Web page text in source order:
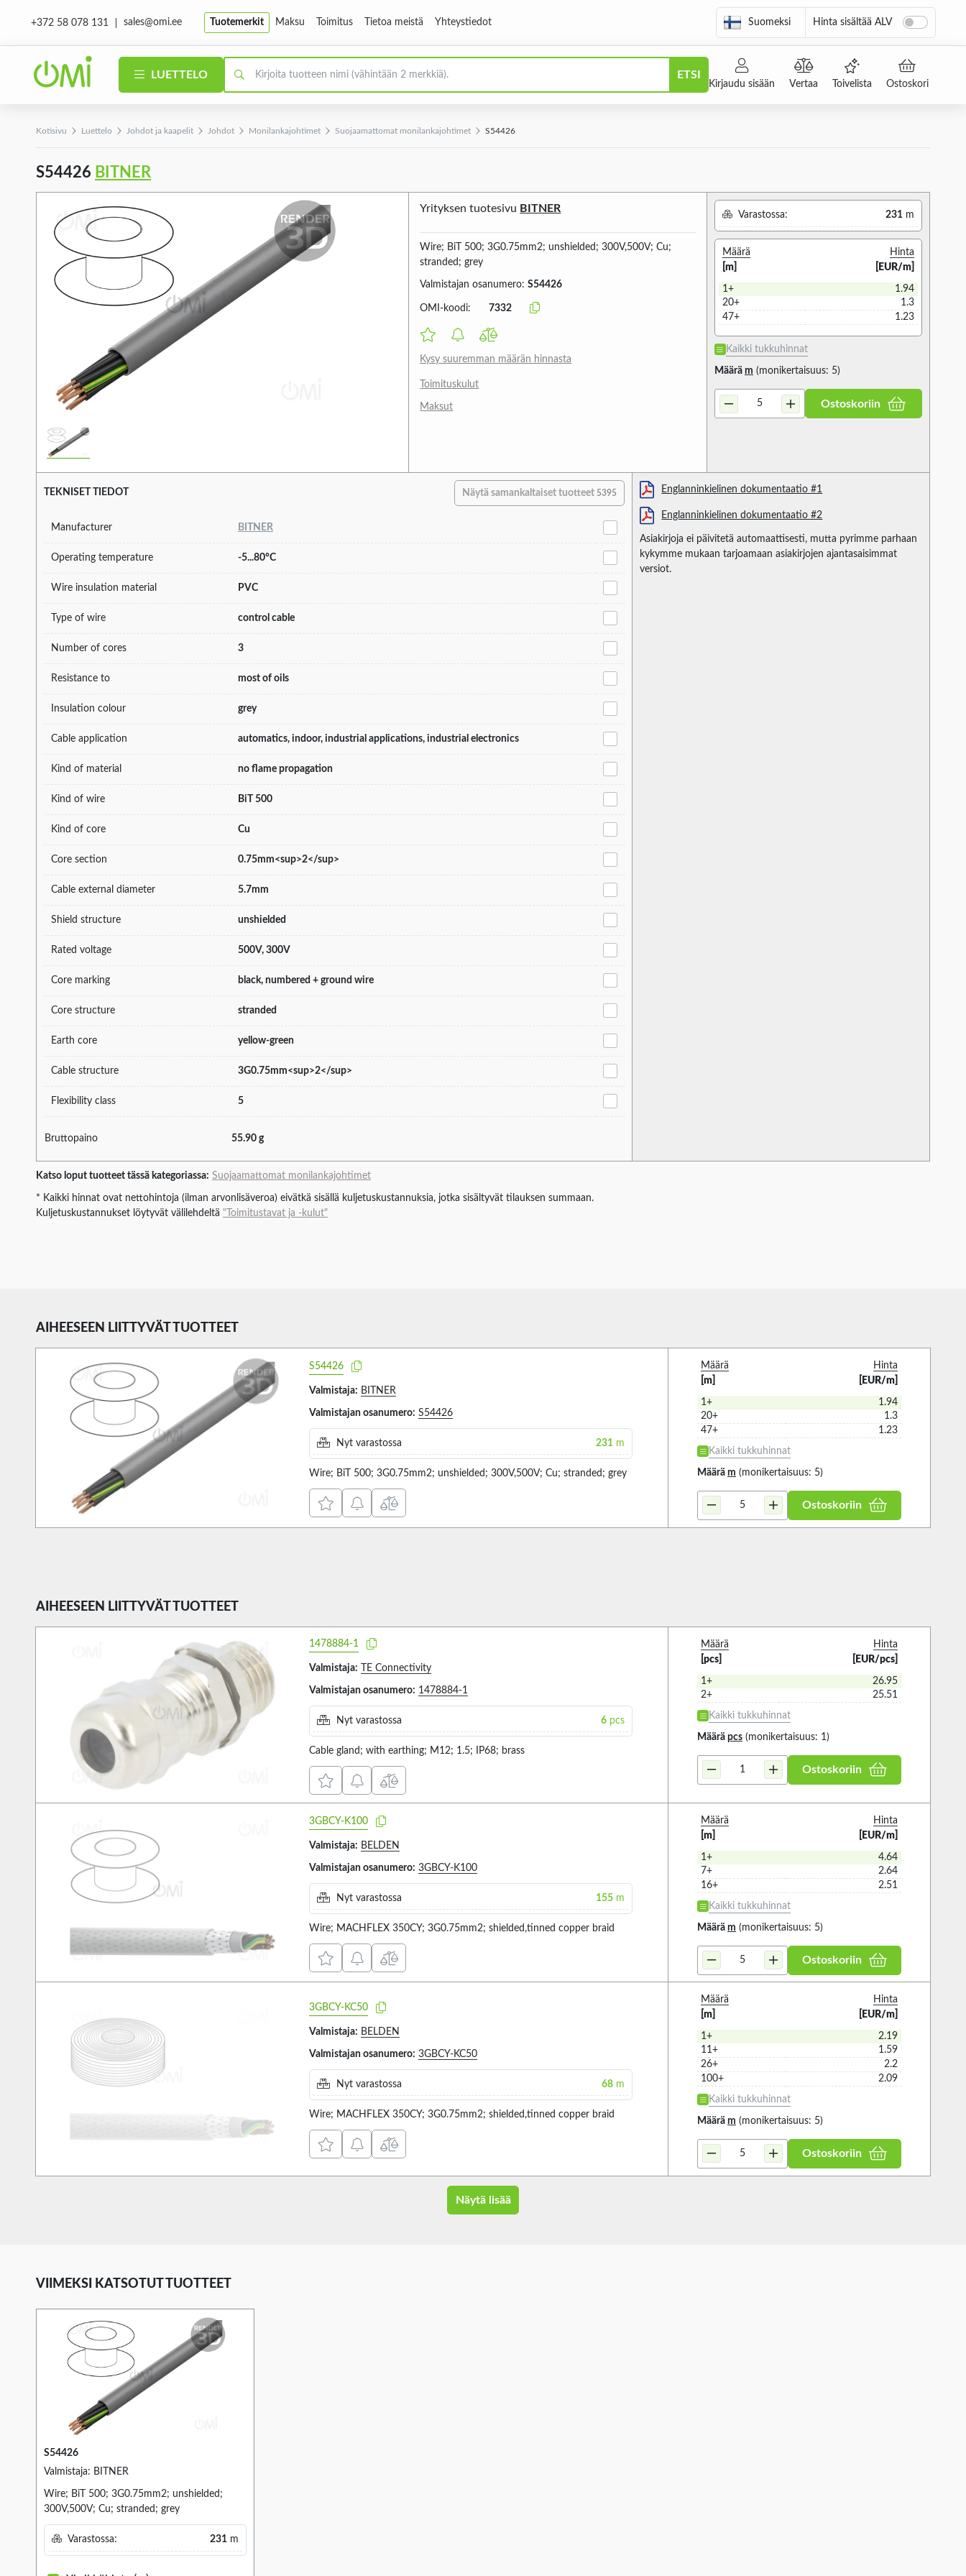
+372 58 078 131 sales@omi.ee Tuotemerkit Maksu Toimitus Tietoa meistä Yhteystiedot Suomeksi Hinta sisältää ALV
LUETTELO ETSI
Kirjaudu sisään Vertaa Toivelista Ostoskori
Kotisivu Luettelo Johdot ja kaapelit Johdot Monilankajohtimet Suojaamattomat monilankajohtimet S54426
S54426 BITNER
Yrityksen tuotesivu BITNER
Wire; BiT 500; 3G0.75mm2; unshielded; 300V,500V; Cu;
stranded; grey
Valmistajan osanumero:S54426
OMI-koodi: 7332
Kysy suuremman määrän hinnasta
Toimituskulut
Maksut
Varastossa: 231 m
Määrä
[m]
Hinta
[EUR/m]
1+
1.94
20+
1.3
47+
1.23
Kaikki tukkuhinnat
Määrä m (monikertaisuus: 5)
Ostoskoriin
TEKNISET TIEDOT Näytä samankaltaiset tuotteet 5395
Manufacturer BITNER
Operating temperature -5...80°C
Wire insulation material PVC
Type of wire control cable
Number of cores 3
Resistance to most of oils
Insulation colour grey
Cable application automatics, indoor, industrial applications, industrial electronics
Kind of material no flame propagation
Kind of wire BiT 500
Kind of core Cu
Core section 0.75mm<sup>2</sup>
Cable external diameter 5.7mm
Shield structure unshielded
Rated voltage 500V, 300V
Core marking black, numbered + ground wire
Core structure stranded
Earth core yellow-green
Cable structure 3G0.75mm<sup>2</sup>
Flexibility class 5
Bruttopaino 55.90 g
Englanninkielinen dokumentaatio #1
Englanninkielinen dokumentaatio #2
Asiakirjoja ei päivitetä automaattisesti, mutta pyrimme parhaan
kykymme mukaan tarjoamaan asiakirjojen ajantasaisimmat
versiot.
Katso loput tuotteet tässä kategoriassa: Suojaamattomat monilankajohtimet
* Kaikki hinnat ovat nettohintoja (ilman arvonlisäveroa) eivätkä sisällä kuljetuskustannuksia, jotka sisältyvät tilauksen summaan.
Kuljetuskustannukset löytyvät välilehdeltä "Toimitustavat ja -kulut"
AIHEESEEN LIITTYVÄT TUOTTEET
S54426
Valmistaja: BITNER
Valmistajan osanumero: S54426
Nyt varastossa 231 m
Wire; BiT 500; 3G0.75mm2; unshielded; 300V,500V; Cu; stranded; grey
Määrä
[m]
Hinta
[EUR/m]
1+
1.94
20+
1.3
47+
1.23
Kaikki tukkuhinnat
Määrä m (monikertaisuus: 5)
Ostoskoriin
AIHEESEEN LIITTYVÄT TUOTTEET
1478884-1
Valmistaja: TE Connectivity
Valmistajan osanumero: 1478884-1
Nyt varastossa 6 pcs
Cable gland; with earthing; M12; 1.5; IP68; brass
Määrä
[pcs]
Hinta
[EUR/pcs]
1+
26.95
2+
25.51
Kaikki tukkuhinnat
Määrä pcs (monikertaisuus: 1)
Ostoskoriin
3GBCY-K100
Valmistaja: BELDEN
Valmistajan osanumero: 3GBCY-K100
Nyt varastossa 155 m
Wire; MACHFLEX 350CY; 3G0.75mm2; shielded,tinned copper braid
Määrä
[m]
Hinta
[EUR/m]
1+
4.64
7+
2.64
16+
2.51
Kaikki tukkuhinnat
Määrä m (monikertaisuus: 5)
Ostoskoriin
3GBCY-KC50
Valmistaja: BELDEN
Valmistajan osanumero: 3GBCY-KC50
Nyt varastossa 68 m
Wire; MACHFLEX 350CY; 3G0.75mm2; shielded,tinned copper braid
Määrä
[m]
Hinta
[EUR/m]
1+
2.19
11+
1.59
26+
2.2
100+
2.09
Kaikki tukkuhinnat
Määrä m (monikertaisuus: 5)
Ostoskoriin
Näytä lisää
VIIMEKSI KATSOTUT TUOTTEET
S54426
Valmistaja: BITNER
Wire; BiT 500; 3G0.75mm2; unshielded;
300V,500V; Cu; stranded; grey
Varastossa: 231m